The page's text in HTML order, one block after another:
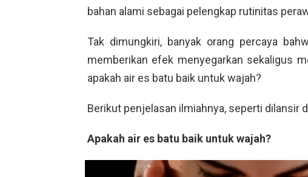
bahan alami sebagai pelengkap rutinitas
Tak dimungkiri, banyak orang percaya
memberikan efek menyegarkan sekaligus
apakah air es batu baik untuk wajah?
Berikut penjelasan ilmiahnya, seperti dilansir
Apakah air es batu baik untuk wajah?